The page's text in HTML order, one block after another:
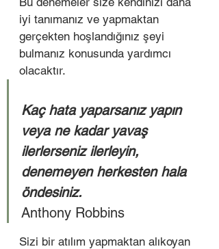
iyi tanımanız ve yapmaktan
gerçekten hoşlandığınız şeyi
bulmanız konusunda yardımcı
olacaktır.
Kaç hata yaparsanız yapın
veya ne kadar yavaş
ilerlerseniz ilerleyin,
denemeyen herkesten hala
öndesiniz.
Anthony Robbins
Sizi bir atılım yapmaktan alıkoyan